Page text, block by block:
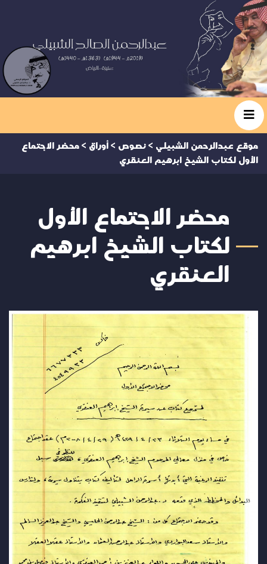
موقع عبدالرحمن الشبيلي > نصوص > أوراق > محضر الاجتماع
الأول لكتاب الشيخ ابرهيم العنقري
محضر الاجتماع الأول
لكتاب الشيخ ابرهيم
العنقري